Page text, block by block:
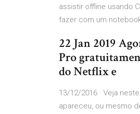
assistir offline usando
fazer com um
22 Jan 2019
Pro
do Netflix e
13/12/2016 · Veja
apareceu, ou mesmo